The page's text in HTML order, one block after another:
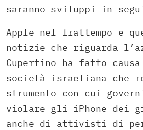
saranno sviluppi in
Apple nel frattempo e
notizie che riguarda
Cupertino ha fatto causa
società israeliana che
strumento con cui
violare gli iPhone dei
anche di attivisti di